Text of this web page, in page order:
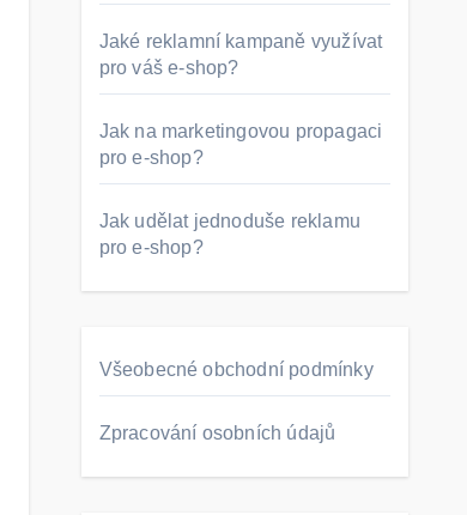
Jaké reklamní kampaně využívat
pro váš e-shop?
Jak na marketingovou propagaci
pro e-shop?
Jak udělat jednoduše reklamu
pro e-shop?
Všeobecné obchodní podmínky
Zpracování osobních údajů